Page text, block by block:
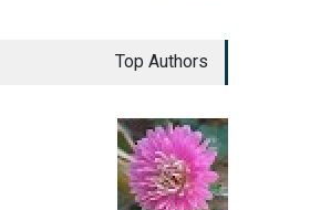
Top Authors